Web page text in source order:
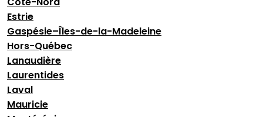
Estrie
Gaspésie–Îles-de-la-Madeleine
Hors-Québec
Lanaudière
Laurentides
Laval
Mauricie